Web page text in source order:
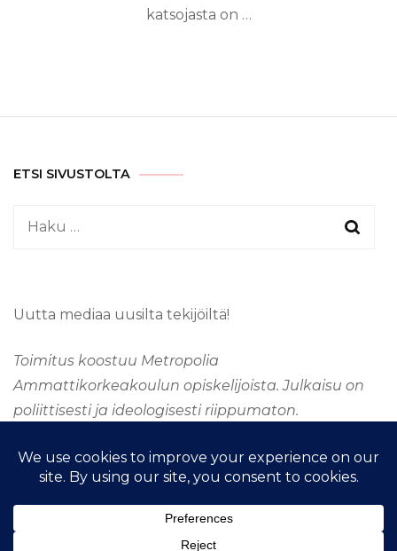
katsojasta on …
ETSI SIVUSTOLTA
Haku:
Uutta mediaa uusilta tekijöiltä!
Toimitus koostuu Metropolia
Ammattikorkeakoulun opiskelijoista. Julkaisu on
poliittisesti ja ideologisesti riippumaton.
&kopio; Tekijänoikeus 2026TAAJUUSMEDIA